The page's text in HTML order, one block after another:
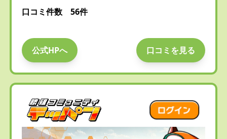
口コミ件数 56件
公式HPへ 口コミを見る